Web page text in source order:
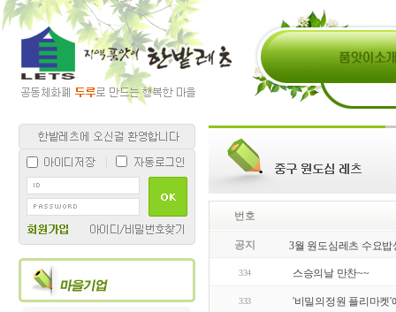
번호
공지 3월 원도심레츠 수요밥
334 스승의날 만찬~~
333 '비밀의정원 플리마켓'